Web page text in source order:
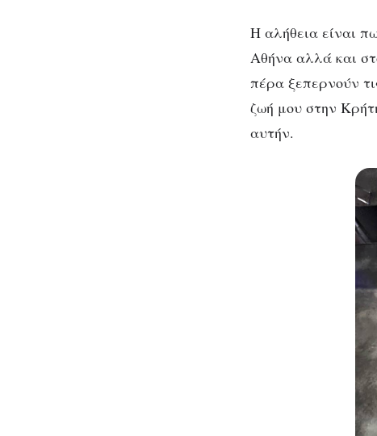
Η αλήθεια είναι
Αθήνα αλλά και
πέρα ξεπερνούν
ζωή μου στην
αυτήν.